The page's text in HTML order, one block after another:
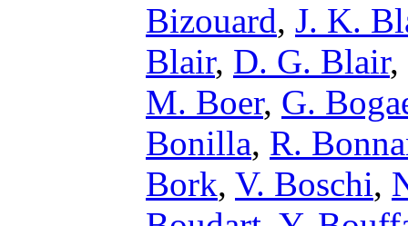
Bizouard, J. K.
Blair, D. G. Blair,
M. Boer, G.
Bonilla, R.
Bork, V. Boschi,